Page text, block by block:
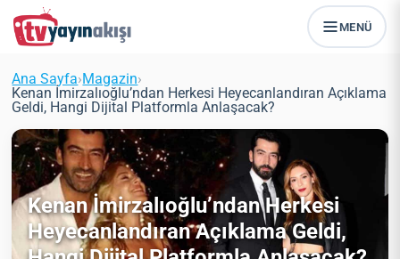
MENÜ
Ana Sayfa›Magazin›
Kenan İmirzalıoğlu’ndan Herkesi Heyecanlandıran Açıklama
Geldi, Hangi Dijital Platformla Anlaşacak?
Kenan İmirzalıoğlu’ndan Herkesi
Heyecanlandıran Açıklama Geldi,